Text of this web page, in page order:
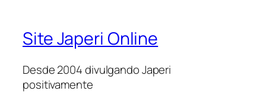
Site Japeri Online
Desde 2004 divulgando Japeri
positivamente